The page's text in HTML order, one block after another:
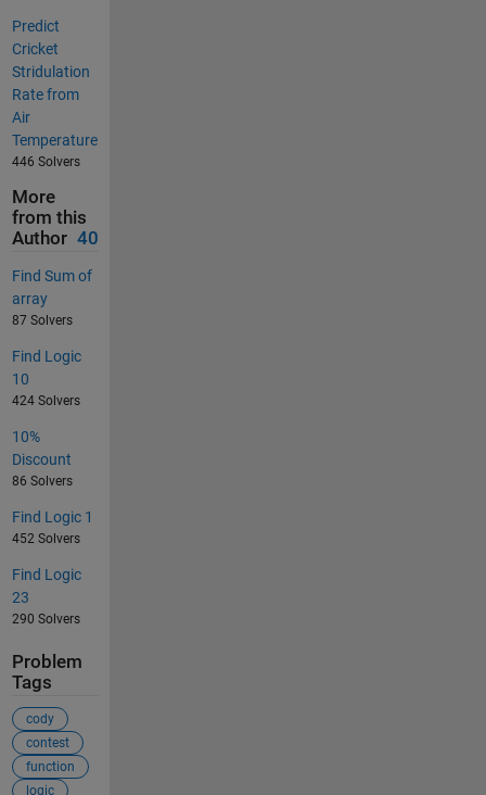
Predict
Cricket
Stridulation
Rate from
Air
Temperature
446 Solvers
More
from this
Author 40
Find Sum of
array
87 Solvers
Find Logic
10
424 Solvers
10%
Discount
86 Solvers
Find Logic 1
452 Solvers
Find Logic
23
290 Solvers
Problem
Tags
cody
contest
function
logic